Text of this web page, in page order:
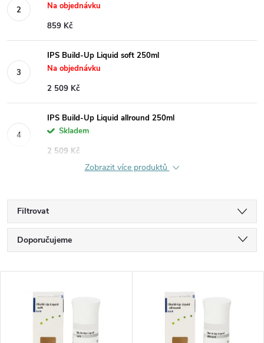
Na objednávku
859 Kč
IPS Build-Up Liquid soft 250ml
Na objednávku
2 509 Kč
IPS Build-Up Liquid allround 250ml
Skladem
2 509 Kč
Zobrazit více produktů
Filtrovat
Ř
a
Doporučujeme
Nejprodávanější
Abecedně